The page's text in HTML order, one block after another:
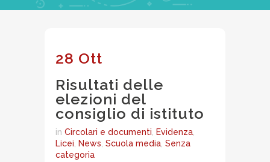
28 Ott
Risultati delle
elezioni del
consiglio di istituto
in Circolari e documenti Evidenza
Licei
News Scuola media Senza
categoria